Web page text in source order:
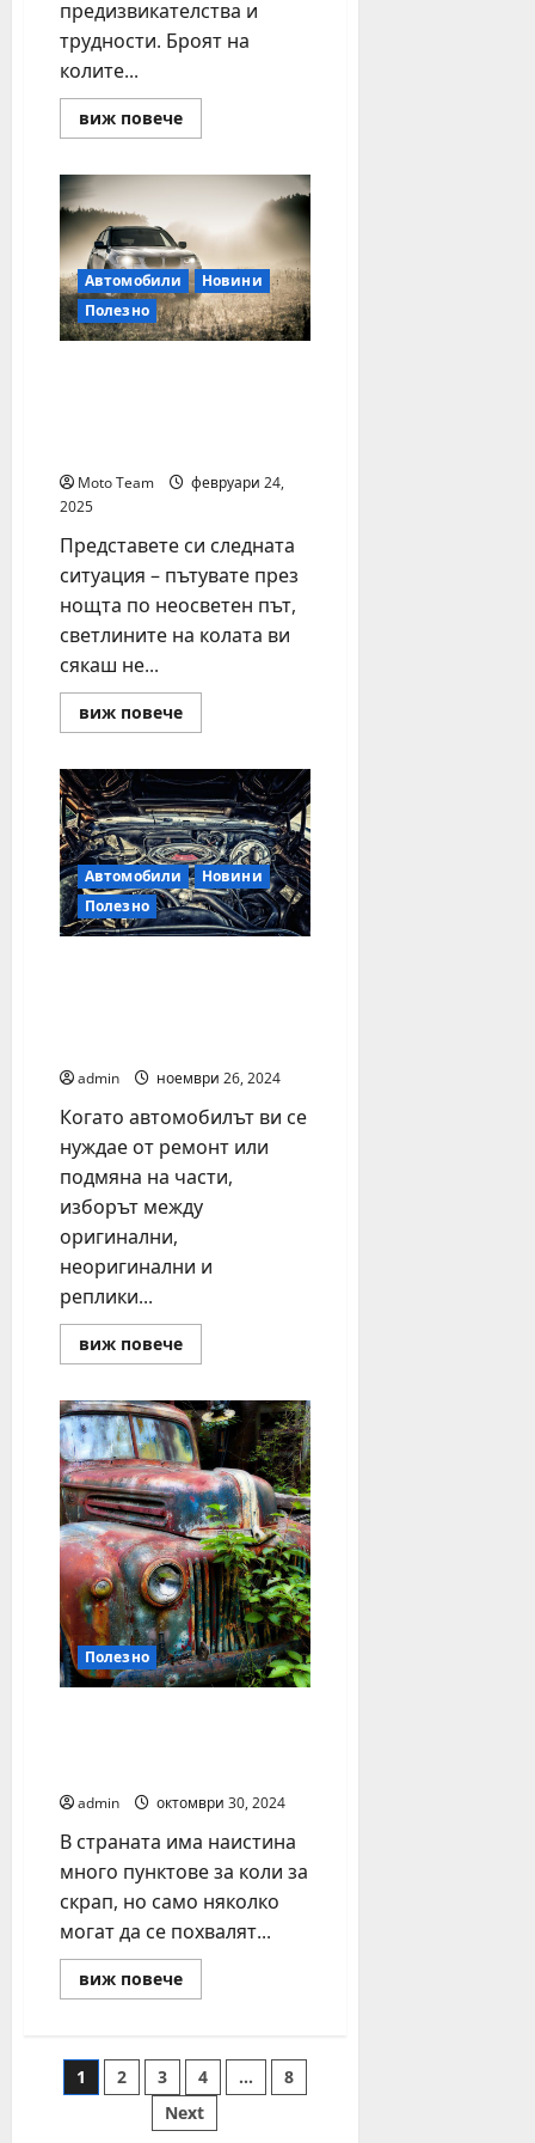
предизвикателства и
трудности. Броят на
колите...
виж повечеRead
more
кола
а
при
нужда
автомобил
под
наем
Автомобили
Новини
Полезно
Moto Team
февруари 24,
2025
Представете си следната
ситуация – пътувате през
нощта по неосветен път,
светлините на колата ви
сякаш не...
виж повечеRead
more
са
предимствата
от
полирането
на
фаровете
и
полагането
на
защитно
Автомобили
Новини
Полезно
admin ноември 26, 2024
Когато автомобилът ви се
нуждае от ремонт или
подмяна на части,
изборът между
оригинални,
неоригинални и
реплики...
виж повечеRead
more
оригиналните
части
са
по-
добри
от
неоригиналните
и
репликите?
Полезно
admin октомври 30, 2024
В страната има наистина
много пунктове за коли за
скрап, но само няколко
могат да се похвалят...
виж повечеRead
more
намерим
доверен
пункт
за
коли
Разделяне
1 2 3 4 …
8
Next